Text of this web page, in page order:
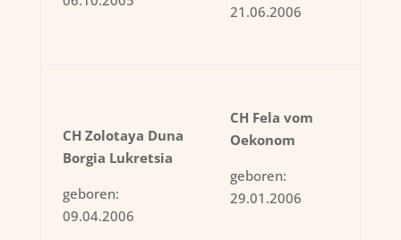
21.06.2006
CH Zolotaya Duna
Borgia Lukretsia
geboren:
09.04.2006
CH Fela vom
Oekonom
geboren:
29.01.2006